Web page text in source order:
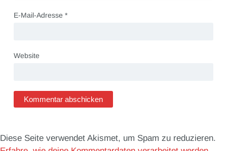
E-Mail-Adresse *
Website
Diese Seite verwendet Akismet, um Spam zu reduzieren.